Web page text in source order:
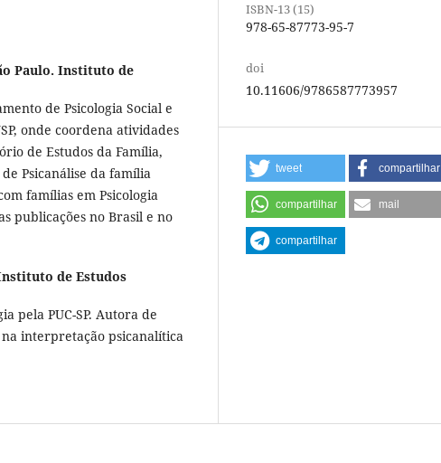
Paulo. Instituto de
de Psicologia Social e
onde coordena atividades
de Estudos da Família,
Psicanálise da família
famílias em Psicologia
publicações no Brasil e no
de Estudos
pela PUC-SP. Autora de
interpretação psicanalítica
ISBN-13 (15)
978-65-87773-95-7
doi
10.11606/9786587773957
tweet compartilhar
compartilhar mail
compartilhar